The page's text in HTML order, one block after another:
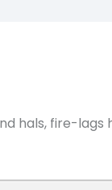
hals, fire-lags